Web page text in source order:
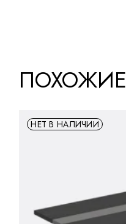
ПОХОЖИЕ
НЕТ В НАЛИЧИИ